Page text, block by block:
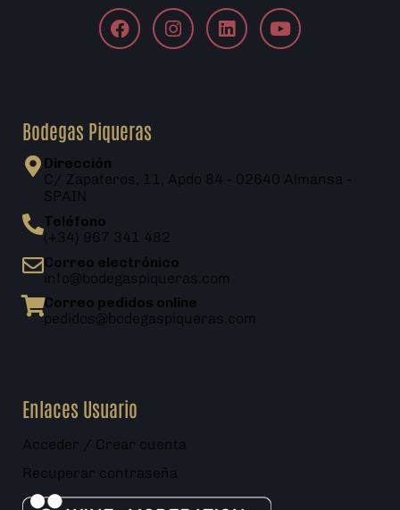
Bodegas Piqueras
Dirección
C/ Zapateros, 11, Apdo 84 - 02640 Almansa -
SPAIN
Teléfono
(+34) 967 341 482
Correo electrónico
info@bodegaspiqueras.com
Correo pedidos online
pedidos@bodegaspiqueras.com
Enlaces Usuario
Acceder / Crear cuenta
Recuperar contraseña